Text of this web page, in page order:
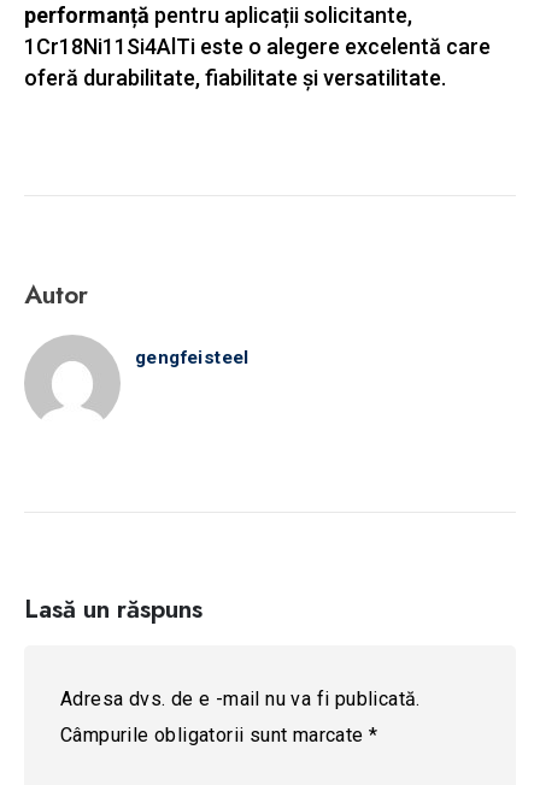
performanță pentru aplicații solicitante,
1Cr18Ni11Si4AlTi este o alegere excelentă care
oferă durabilitate, fiabilitate și versatilitate.
Autor
gengfeisteel
Lasă un răspuns
Adresa dvs. de e -mail nu va fi publicată.
Câmpurile obligatorii sunt marcate *